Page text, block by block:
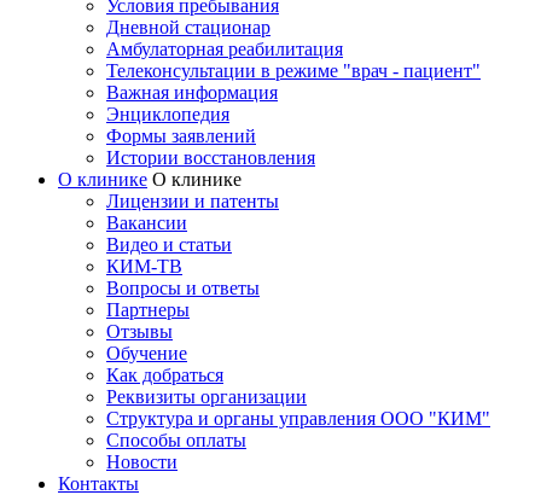
Условия пребывания
Дневной стационар
Амбулаторная реабилитация
Телеконсультации в режиме "врач - пациент"
Важная информация
Энциклопедия
Формы заявлений
Истории восстановления
О клинике О клинике
Лицензии и патенты
Вакансии
Видео и статьи
КИМ-ТВ
Вопросы и ответы
Партнеры
Отзывы
Обучение
Как добраться
Реквизиты организации
Структура и органы управления ООО "КИМ"
Способы оплаты
Новости
Контакты